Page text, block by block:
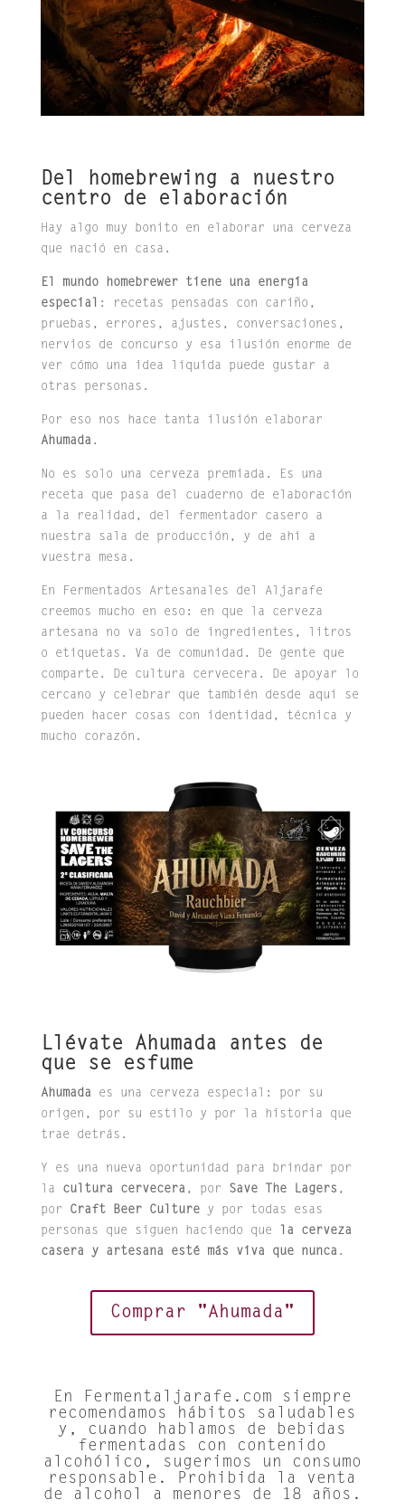
Del homebrewing a nuestro
centro de elaboración
Hay algo muy bonito en elaborar una cerveza
que nació en casa.
El mundo homebrewer tiene una energía
especial : recetas pensadas con cariño,
pruebas, errores, ajustes, conversaciones,
nervios de concurso y esa ilusión enorme de
ver cómo una idea líquida puede gustar a
otras personas.
Por eso nos hace tanta ilusión elaborar
Ahumada .
No es solo una cerveza premiada. Es una
receta que pasa del cuaderno de elaboración
a la realidad, del fermentador casero a
nuestra sala de producción, y de ahí a
vuestra mesa.
En Fermentados Artesanales del Aljarafe
creemos mucho en eso: en que la cerveza
artesana no va solo de ingredientes, litros
o etiquetas. Va de comunidad. De gente que
comparte. De cultura cervecera. De apoyar lo
cercano y celebrar que también desde aquí se
pueden hacer cosas con identidad, técnica y
mucho corazón.
Llévate Ahumada antes de
que se esfume
Ahumada es una cerveza especial: por su
origen, por su estilo y por la historia que
trae detrás.
Y es una nueva oportunidad para brindar por
la cultura cervecera , por Save The Lagers ,
por Craft Beer Culturey por todas esas
personas que siguen haciendo que
la cerveza
casera y artesana esté más viva que nunca .
Comprar "Ahumada"
En Fermentaljarafe.com siempre
recomendamos hábitos saludables
y, cuando hablamos de bebidas
fermentadas con contenido
alcohólico, sugerimos un consumo
responsable. Prohibida la venta
de alcohol a menores de 18 años.